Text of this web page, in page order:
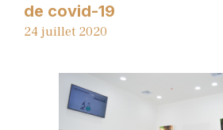
de covid-19
24 juillet 2020